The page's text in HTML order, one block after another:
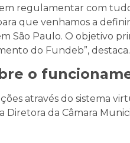
regulamentar com
que venhamos a
São Paulo. O objetivo
do Fundeb”, destaca.
o
através do sistema
Diretora da Câmara